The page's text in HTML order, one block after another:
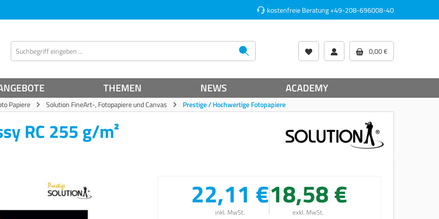
kostenfreie Beratung+49-208-696008-40
0,00 €
THEMEN NEWS ACADEMY
Papiere Solution FineArt-, Fotopapiere und Canvas Prestige / Hochwertige Fotopapiere
RC 255 g/m²
22,11 €
inkl. MwSt.
18,58 €
exkl. MwSt.